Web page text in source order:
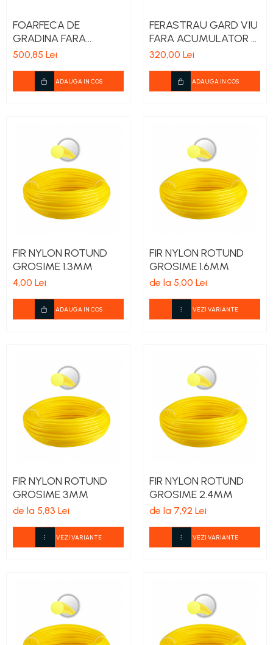
FOARFECA DE
GRADINA FARA
ACUMULATOR SI
500,85 Lei
ADAUGA IN COS
FERASTRAU GARD VIU
FARA ACUMULATOR SI
INCARCATOR ONE
320,00 Lei
ADAUGA IN COS
FIR NYLON ROTUND
GROSIME 1.3MM
4,00 Lei
ADAUGA IN COS
FIR NYLON ROTUND
GROSIME 1.6MM
de la 5,00 Lei
VEZI VARIANTE
FIR NYLON ROTUND
GROSIME 3MM
de la 5,83 Lei
VEZI VARIANTE
FIR NYLON ROTUND
GROSIME 2.4MM
de la 7,92 Lei
VEZI VARIANTE